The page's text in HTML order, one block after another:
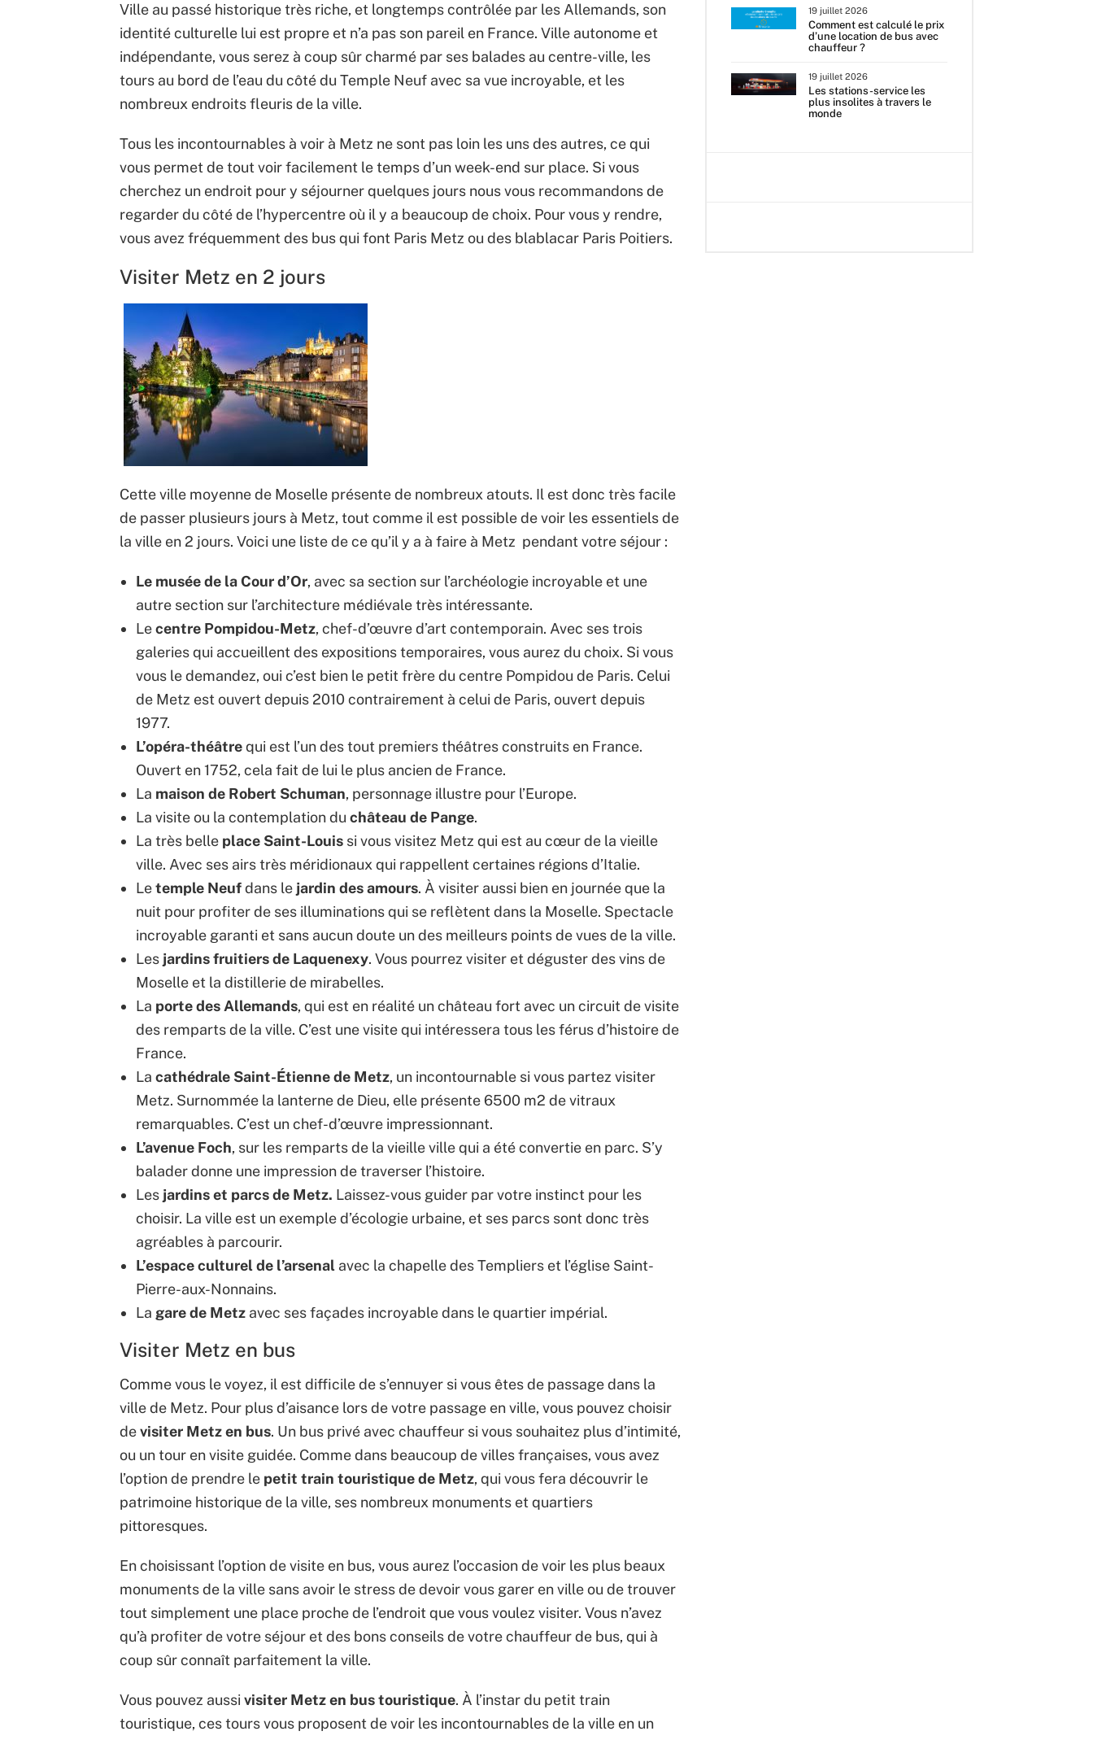
Ville au passé historique très riche, et longtemps contrôlée par les Allemands, son
identité culturelle lui est propre et n’a pas son pareil en France. Ville autonome et
indépendante, vous serez à coup sûr charmé par ses balades au centre-ville, les
tours au bord de l’eau du côté du Temple Neuf avec sa vue incroyable, et les
nombreux endroits fleuris de la ville.
Tous les incontournables à voir à Metz ne sont pas loin les uns des autres, ce qui
vous permet de tout voir facilement le temps d’un week-end sur place. Si vous
cherchez un endroit pour y séjourner quelques jours nous vous recommandons de
regarder du côté de l’hypercentre où il y a beaucoup de choix. Pour vous y rendre,
vous avez fréquemment des bus qui font Paris Metz ou des blablacar Paris Poitiers.
Visiter Metz en 2 jours
Cette ville moyenne de Moselle présente de nombreux atouts. Il est donc très facile
de passer plusieurs jours à Metz, tout comme il est possible de voir les essentiels de
la ville en 2 jours. Voici une liste de ce qu’il y a à faire à Metz pendant votre séjour :
Le musée de la Cour d’Or, avec sa section sur l’archéologie incroyable et une
autre section sur l’architecture médiévale très intéressante.
Lecentre Pompidou-Metz, chef-d’œuvre d’art contemporain. Avec ses trois
galeries qui accueillent des expositions temporaires, vous aurez du choix. Si vous
vous le demandez, oui c’est bien le petit frère du centre Pompidou de Paris. Celui
de Metz est ouvert depuis 2010 contrairement à celui de Paris, ouvert depuis
1977.
L’opéra-théâtrequi est l’un des tout premiers théâtres construits en France.
Ouvert en 1752, cela fait de lui le plus ancien de France.
La maison de Robert Schuman, personnage illustre pour l’Europe.
La visite ou la contemplation du château de Pange.
La très belle place Saint-Louis si vous visitez Metz qui est au cœur de la vieille
ville. Avec ses airs très méridionaux qui rappellent certaines régions d’Italie.
Letemple Neufdans le jardin des amours. À visiter aussi bien en journée que la
nuit pour profiter de ses illuminations qui se reflètent dans la Moselle. Spectacle
incroyable garanti et sans aucun doute un des meilleurs points de vues de la ville.
Les jardins fruitiers de Laquenexy. Vous pourrez visiter et déguster des vins de
Moselle et la distillerie de mirabelles.
La porte des Allemands, qui est en réalité un château fort avec un circuit de visite
des remparts de la ville. C’est une visite qui intéressera tous les férus d’histoire de
France.
La cathédrale Saint-Étienne de Metz, un incontournable si vous partez visiter
Metz. Surnommée la lanterne de Dieu, elle présente 6500 m2 de vitraux
remarquables. C’est un chef-d’œuvre impressionnant.
L’avenue Foch, sur les remparts de la vieille ville qui a été convertie en parc. S’y
balader donne une impression de traverser l’histoire.
Les jardins et parcs de Metz. Laissez-vous guider par votre instinct pour les
choisir. La ville est un exemple d’écologie urbaine, et ses parcs sont donc très
agréables à parcourir.
L’espace culturel de l’arsenal avec la chapelle des Templiers et l’église Saint-
Pierre-aux-Nonnains.
La gare de Metz avec ses façades incroyable dans le quartier impérial.
Visiter Metz en bus
Comme vous le voyez, il est difficile de s’ennuyer si vous êtes de passage dans la
ville de Metz. Pour plus d’aisance lors de votre passage en ville, vous pouvez choisir
devisiter Metz en bus. Un bus privé avec chauffeur si vous souhaitez plus d’intimité,
ou un tour en visite guidée. Comme dans beaucoup de villes françaises, vous avez
l’option de prendre le petit train touristique de Metz, qui vous fera découvrir le
patrimoine historique de la ville, ses nombreux monuments et quartiers
pittoresques.
En choisissant l’option de visite en bus, vous aurez l’occasion de voir les plus beaux
monuments de la ville sans avoir le stress de devoir vous garer en ville ou de trouver
tout simplement une place proche de l’endroit que vous voulez visiter. Vous n’avez
qu’à profiter de votre séjour et des bons conseils de votre chauffeur de bus, qui à
coup sûr connaît parfaitement la ville.
Vous pouvez aussi visiter Metz en bus touristique. À l’instar du petit train
touristique, ces tours vous proposent de voir les incontournables de la ville en un
19 juillet 2026
Comment est calculé le prix
d’une location de bus avec
chauffeur ?
19 juillet 2026
Les stations-service les
plus insolites à travers le
monde